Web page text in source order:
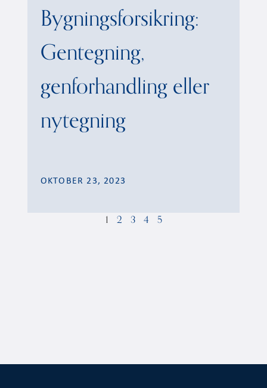
Bygningsforsikring:
Gentegning,
genforhandling eller
nytegning
OKTOBER 23, 2023
1 2 3 4 5